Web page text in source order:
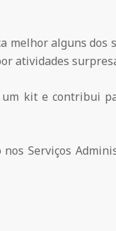
melhor alguns dos
atividades
kit e contribui
Serviços